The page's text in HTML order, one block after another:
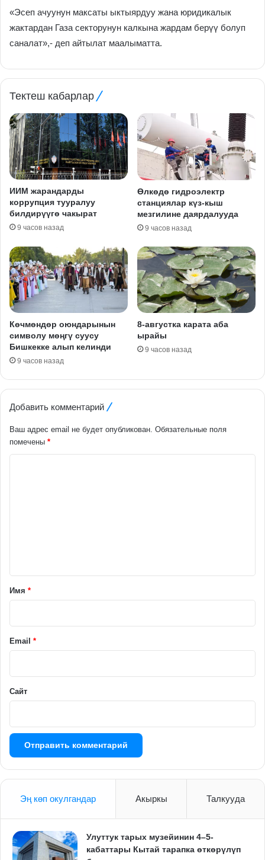
«Эсеп ачуунун максаты ыктыярдуу жана юридикалык
жактардан Газа секторунун калкына жардам берүү болуп
саналат»,- деп айтылат маалыматта.
Тектеш кабарлар
ИИМ жарандарды
коррупция тууралуу
билдирүүгө чакырат
9 часов назад
Өлкөдө гидроэлектр
станциялар күз-кыш
мезгилине даярдалууда
9 часов назад
Көчмөндөр оюндарынын
символу мөңгү суусу
Бишкекке алып келинди
9 часов назад
8-августка карата аба
ырайы
9 часов назад
Добавить комментарий
Ваш адрес email не будет опубликован. Обязательные поля
помечены *
а
и
й
Имя *
Email *
Сайт
Эң көп окулгандар Акыркы Талкууда
Улуттук тарых музейинин 4–5-
кабаттары Кытай тарапка өткөрүлүп